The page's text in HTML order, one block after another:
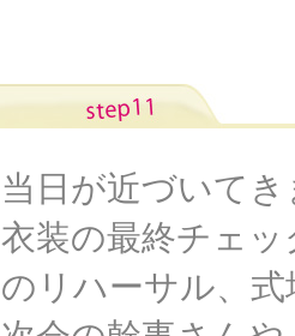
当日が近づいて
衣装の最終チェ
のリハーサル、